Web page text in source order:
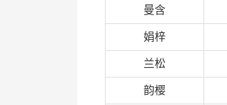
曼含
娟梓
兰松
韵樱